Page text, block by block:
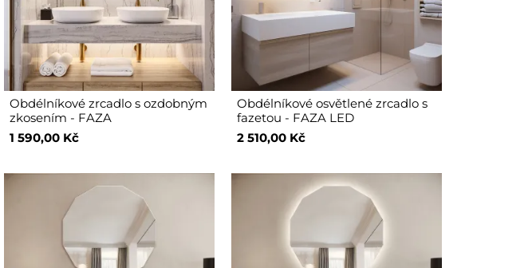
Obdélníkové zrcadlo s ozdobným
zkosením - FAZA
1 590,00 Kč
Obdélníkové osvětlené zrcadlo s
fazetou - FAZA LED
2 510,00 Kč